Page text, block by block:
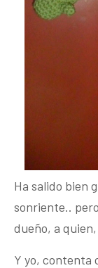
Ha salido bien
sonriente..
dueño, a
Y yo, contenta